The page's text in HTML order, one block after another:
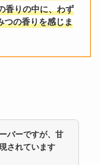
香りの中に、わず
つの香りを感じま
バーですが、甘
されています